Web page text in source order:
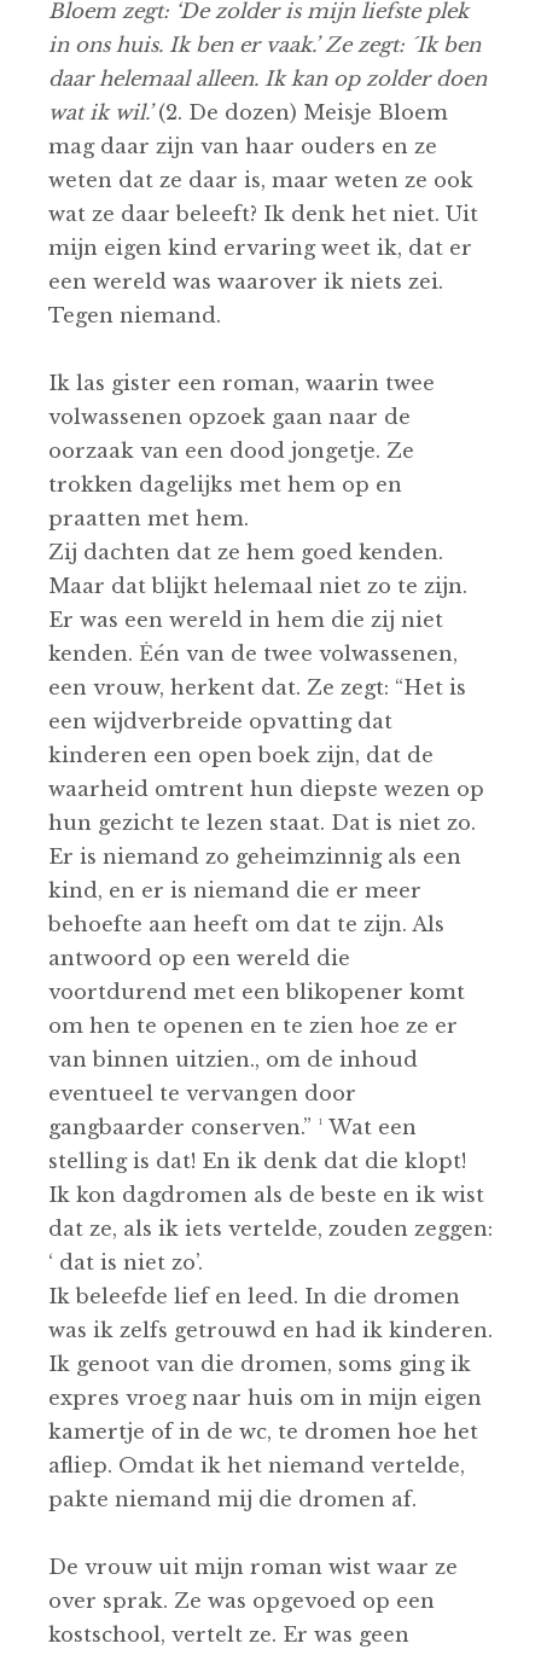
Bloem zegt: ‘De zolder is mijn liefste plek
in ons huis. Ik ben er vaak.’ Ze zegt: ´Ik ben
daar helemaal alleen. Ik kan op zolder doen
wat ik wil.’(2. De dozen) Meisje Bloem
mag daar zijn van haar ouders en ze
weten dat ze daar is, maar weten ze ook
wat ze daar beleeft? Ik denk het niet. Uit
mijn eigen kind ervaring weet ik, dat er
een wereld was waarover ik niets zei.
Tegen niemand.
Ik las gister een roman, waarin twee
volwassenen opzoek gaan naar de
oorzaak van een dood jongetje. Ze
trokken dagelijks met hem op en
praatten met hem.
Zij dachten dat ze hem goed kenden.
Maar dat blijkt helemaal niet zo te zijn.
Er was een wereld in hem die zij niet
kenden. Ėén van de twee volwassenen,
een vrouw, herkent dat. Ze zegt: “Het is
een wijdverbreide opvatting dat
kinderen een open boek zijn, dat de
waarheid omtrent hun diepste wezen op
hun gezicht te lezen staat. Dat is niet zo.
Er is niemand zo geheimzinnig als een
kind, en er is niemand die er meer
behoefte aan heeft om dat te zijn. Als
antwoord op een wereld die
voortdurend met een blikopener komt
om hen te openen en te zien hoe ze er
van binnen uitzien., om de inhoud
eventueel te vervangen door
gangbaarder conserven.” ¹ Wat een
stelling is dat! En ik denk dat die klopt!
Ik kon dagdromen als de beste en ik wist
dat ze, als ik iets vertelde, zouden zeggen:
‘ dat is niet zo’.
Ik beleefde lief en leed. In die dromen
was ik zelfs getrouwd en had ik kinderen.
Ik genoot van die dromen, soms ging ik
expres vroeg naar huis om in mijn eigen
kamertje of in de wc, te dromen hoe het
afliep. Omdat ik het niemand vertelde,
pakte niemand mij die dromen af.
De vrouw uit mijn roman wist waar ze
over sprak. Ze was opgevoed op een
kostschool, vertelt ze. Er was geen